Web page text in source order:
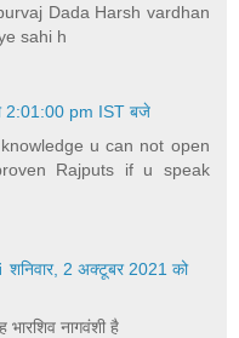
Dada Harsh vardhan
sahi h
2:01:00 pm IST बजे
u can not open
Rajputs if u speak
शनिवार, 2 अक्टूबर 2021 को
भारशिव नागवंशी है